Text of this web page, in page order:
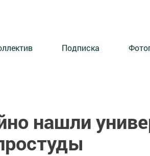
Подписка
нашли